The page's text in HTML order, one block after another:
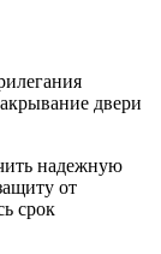
двери
надежную
от
срок